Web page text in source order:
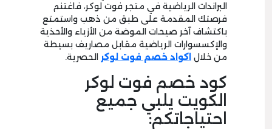
البراندات الرياضية في متجر فوت لوكر، فاغتنم
فرصتك المقدمة على طبق من ذهب واستمتع
باكتشاف آخر صيحات الموضة من الأزياء والأحذية
والإكسسوارات الرياضية مقابل مصاريف بسيطة
من خلال اكواد خصم فوت لوكر الحصرية.
كود خصم فوت لوكر
الكويت يلبي جميع
احتياجاتكم: